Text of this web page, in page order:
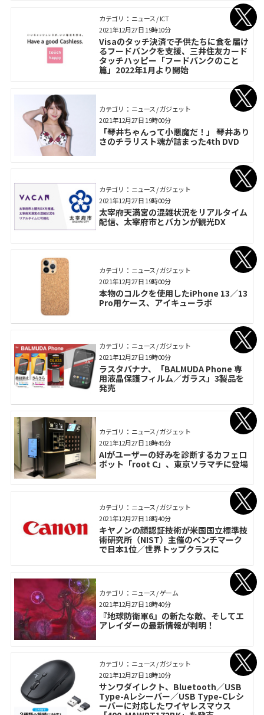
カテゴリ： ニュース / ICT
Visaのタッチ決済で子供たちに食を届け
るフードバンクを支援、三井住友カード
タッチハッピー「フードバンクのこと
篇」2022年1月より開始
2021年12月27日 19時10分
カテゴリ： ニュース / ガジェット
「琴井ちゃんって小悪魔だ！」 琴井あり
さのチラリスト魂が詰まった4th DVD
2021年12月27日 19時00分
カテゴリ： ニュース / ガジェット
太宰府天満宮の混雑状況をリアルタイム
配信、太宰府市とバカンが観光DX
2021年12月27日 19時00分
カテゴリ： ニュース / ガジェット
本物のコルクを使用したiPhone 13／13
Pro用ケース、アイキューラボ
2021年12月27日 19時00分
カテゴリ： ニュース / ガジェット
ラスタバナナ、「BALMUDA Phone 専
用液晶保護フィルム／ガラス」3製品を
発売
2021年12月27日 19時00分
カテゴリ： ニュース / ガジェット
AIがユーザーの好みを診断するカフェロ
ボット「root C」、東京ソラマチに登場
2021年12月27日 18時45分
カテゴリ： ニュース / ガジェット
キヤノンの顔認証技術が米国国立標準技
術研究所（NIST）主催のベンチマーク
で日本1位／世界トップクラスに
2021年12月27日 18時40分
カテゴリ： ニュース / ゲーム
『地球防衛軍6』の新たな敵、そしてエ
アレイダーの最新情報が判明！
2021年12月27日 18時40分
カテゴリ： ニュース / ガジェット
サンワダイレクト、Bluetooth／USB
Type-Aレシーバー／USB Type-Cレシ
ーバーに対応したワイヤレスマウス
2021年12月27日 18時10分